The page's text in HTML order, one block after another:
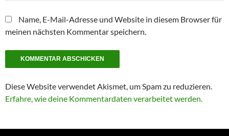
Name, E-Mail-Adresse und Website in diesem Browser für
meinen nächsten Kommentar speichern.
Diese Website verwendet Akismet, um Spam zu reduzieren.
Erfahre, wie deine Kommentardaten verarbeitet werden.